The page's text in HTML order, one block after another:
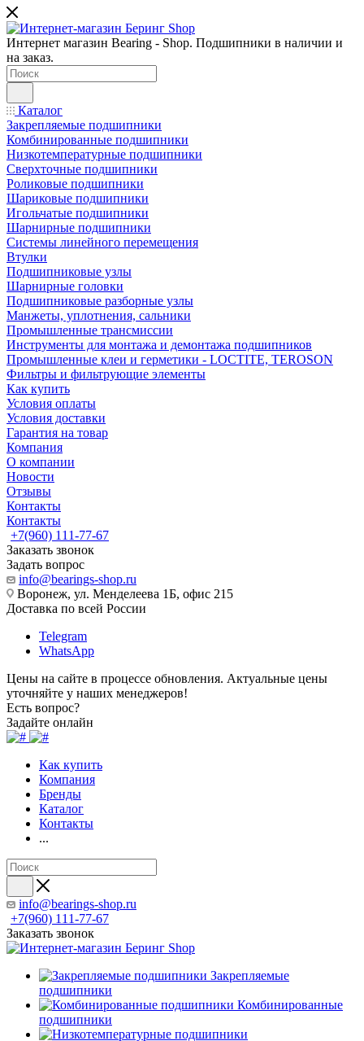
Интернет магазин Bearing - Shop. Подшипники в наличии и
на заказ.
Каталог
Закрепляемые подшипники
Комбинированные подшипники
Низкотемпературные подшипники
Сверхточные подшипники
Роликовые подшипники
Шариковые подшипники
Игольчатые подшипники
Шарнирные подшипники
Системы линейного перемещения
Втулки
Подшипниковые узлы
Шарнирные головки
Подшипниковые разборные узлы
Манжеты, уплотнения, сальники
Промышленные трансмиссии
Инструменты для монтажа и демонтажа подшипников
Промышленные клеи и герметики - LOCTITE, TEROSON
Фильтры и фильтрующие элементы
Как купить
Условия оплаты
Условия доставки
Гарантия на товар
Компания
О компании
Новости
Отзывы
Контакты
Контакты
+7(960) 111-77-67
Заказать звонок
Задать вопрос
info@bearings-shop.ru
Воронеж, ул. Менделеева 1Б, офис 215
Доставка по всей России
Telegram
WhatsApp
Цены на сайте в процессе обновления. Актуальные цены
уточняйте у наших менеджеров!
Есть вопрос?
Задайте онлайн
Как купить
Компания
Бренды
Каталог
Контакты
...
info@bearings-shop.ru
+7(960) 111-77-67
Заказать звонок
Закрепляемые
подшипники
Комбинированные
подшипники